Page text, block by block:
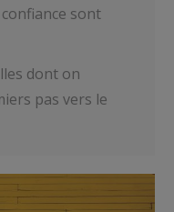
confiance sont
dont on
pas vers le